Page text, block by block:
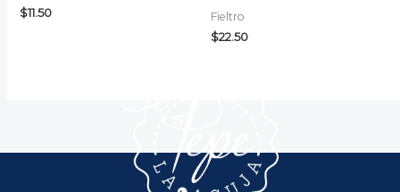
$11.50 Fieltro
$22.50